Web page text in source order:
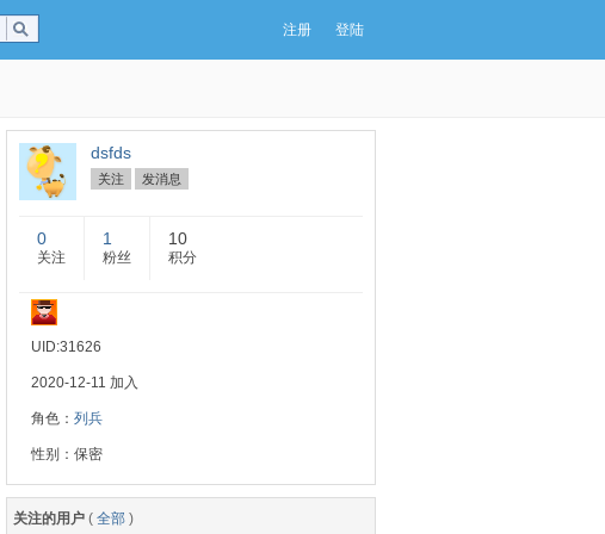
登陆
注册
dsfds
关注 发消息
0
关注
1
粉丝
10
积分
UID:31626
2020-12-11 加入
角色： 列兵
性别：保密
关注的用户 ( 全部 )